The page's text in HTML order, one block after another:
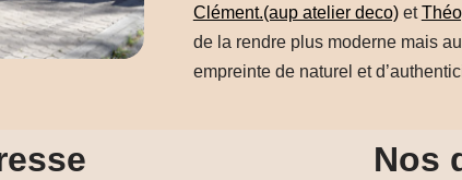
Clément.(aup atelier deco)et
de la rendre plus moderne mais
empreinte de naturel et
Nos